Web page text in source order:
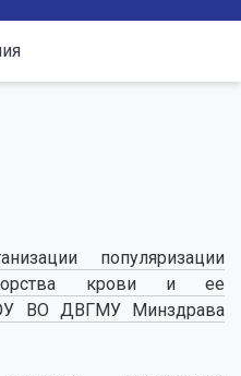
популяризации
крови и ее
ВО ДВГМУ Минздрава